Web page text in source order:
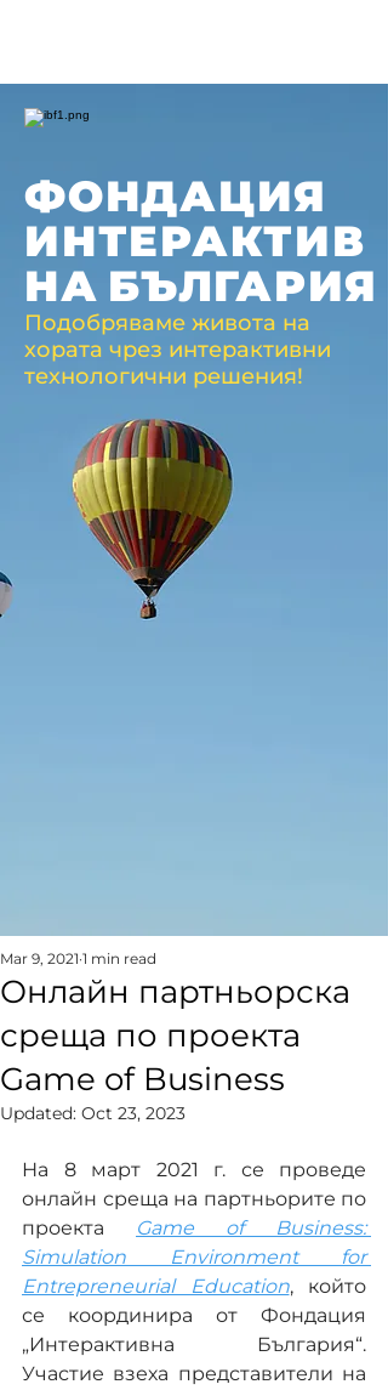
ФОНДАЦИЯ
ИНТЕРАКТИВ
НА БЪЛГАРИЯ
Подобряваме живота на
хората чрез интерактивни
технологични решения!
Онлайн партньорска
среща по проекта
Game of Business
Mar 9, 2021 1 min read
Updated: Oct 23, 2023
На 8 март 2021 г. се проведе
онлайн среща на партньорите по
проекта
Game of Business:
Simulation Environment for
Entrepreneurial Education, който
се координира от Фондация
„Интерактивна България“.
Участие взеха представители на